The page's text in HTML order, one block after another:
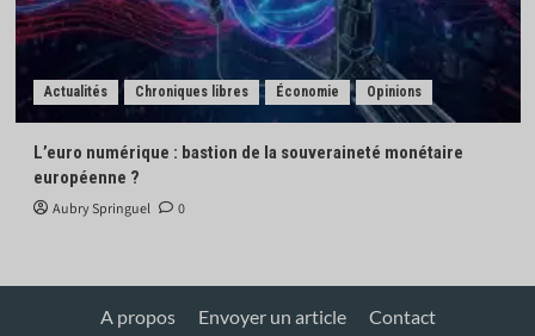
Actualités Chroniques libres Économie Opinions
L’euro numérique : bastion de la souveraineté monétaire
européenne ?
Aubry Springuel 0
A propos Envoyer un article Contact